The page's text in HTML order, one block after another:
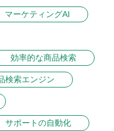
マーケティングAI
効率的な商品検索
検索エンジン
サポートの自動化